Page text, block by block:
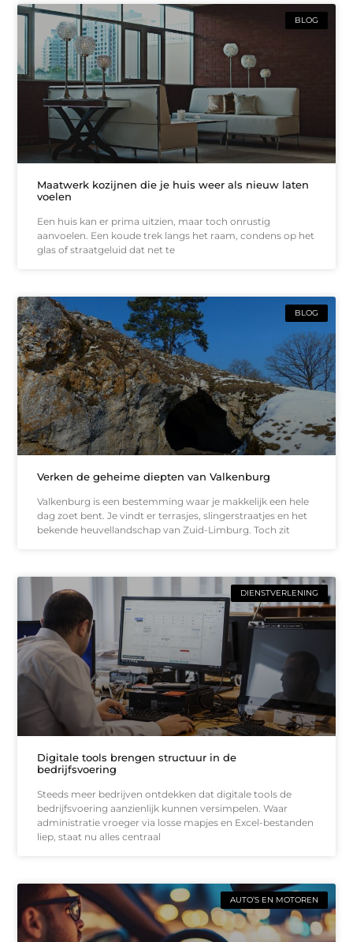
BLOG
Maatwerk kozijnen die je huis weer als nieuw laten
voelen
Een huis kan er prima uitzien, maar toch onrustig
aanvoelen. Een koude trek langs het raam, condens op het
glas of straatgeluid dat net te
BLOG
Verken de geheime diepten van Valkenburg
Valkenburg is een bestemming waar je makkelijk een hele
dag zoet bent. Je vindt er terrasjes, slingerstraatjes en het
bekende heuvellandschap van Zuid-Limburg. Toch zit
DIENSTVERLENING
Digitale tools brengen structuur in de
bedrijfsvoering
Steeds meer bedrijven ontdekken dat digitale tools de
bedrijfsvoering aanzienlijk kunnen versimpelen. Waar
administratie vroeger via losse mapjes en Excel-bestanden
liep, staat nu alles centraal
AUTO’S EN MOTOREN